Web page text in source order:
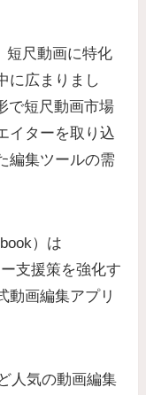
短尺動画に特化
に広まりまし
で短尺動画市場
イターを取り込
編集ツールの需
）は
支援策を強化す
動画編集アプリ
人気の動画編集